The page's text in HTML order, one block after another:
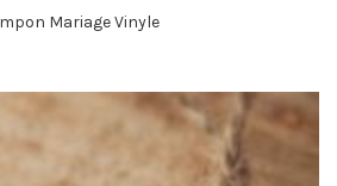
Mariage Vinyle